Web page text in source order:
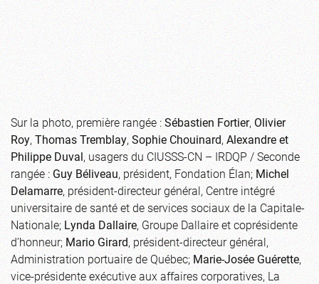
Sur la photo, première rangée :Sébastien Fortier,Olivier
Roy,Thomas Tremblay,Sophie Chouinard,Alexandre et
Philippe Duval, usagers du CIUSSS-CN – IRDQP / Seconde
rangée :Guy Béliveau, président, Fondation Élan;Michel
Delamarre, président-directeur général, Centre intégré
universitaire de santé et de services sociaux de la Capitale-
Nationale;Lynda Dallaire, Groupe Dallaire et coprésidente
d’honneur;Mario Girard, président-directeur général,
Administration portuaire de Québec;Marie-Josée Guérette,
vice-présidente exécutive aux affaires corporatives, La